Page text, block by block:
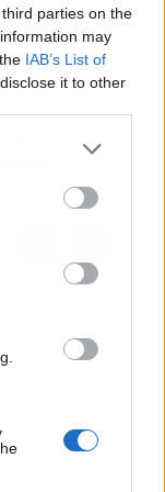
parties on the
may
IAB’s List of
it to other
Artículo siguiente
Innovación en seguridad;
Recubik presenta el
de Pánico de